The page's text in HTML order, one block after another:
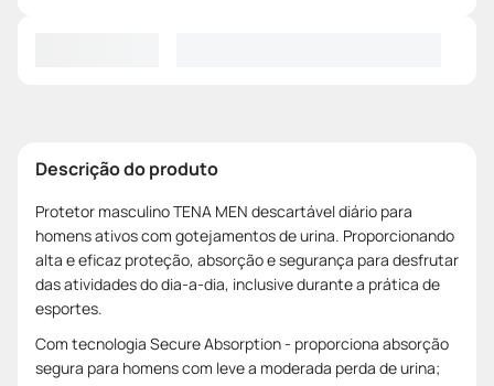
Descrição do produto
Protetor masculino TENA MEN descartável diário para
homens ativos com gotejamentos de urina. Proporcionando
alta e eficaz proteção, absorção e segurança para desfrutar
das atividades do dia-a-dia, inclusive durante a prática de
esportes.
Com tecnologia Secure Absorption - proporciona absorção
segura para homens com leve a moderada perda de urina;